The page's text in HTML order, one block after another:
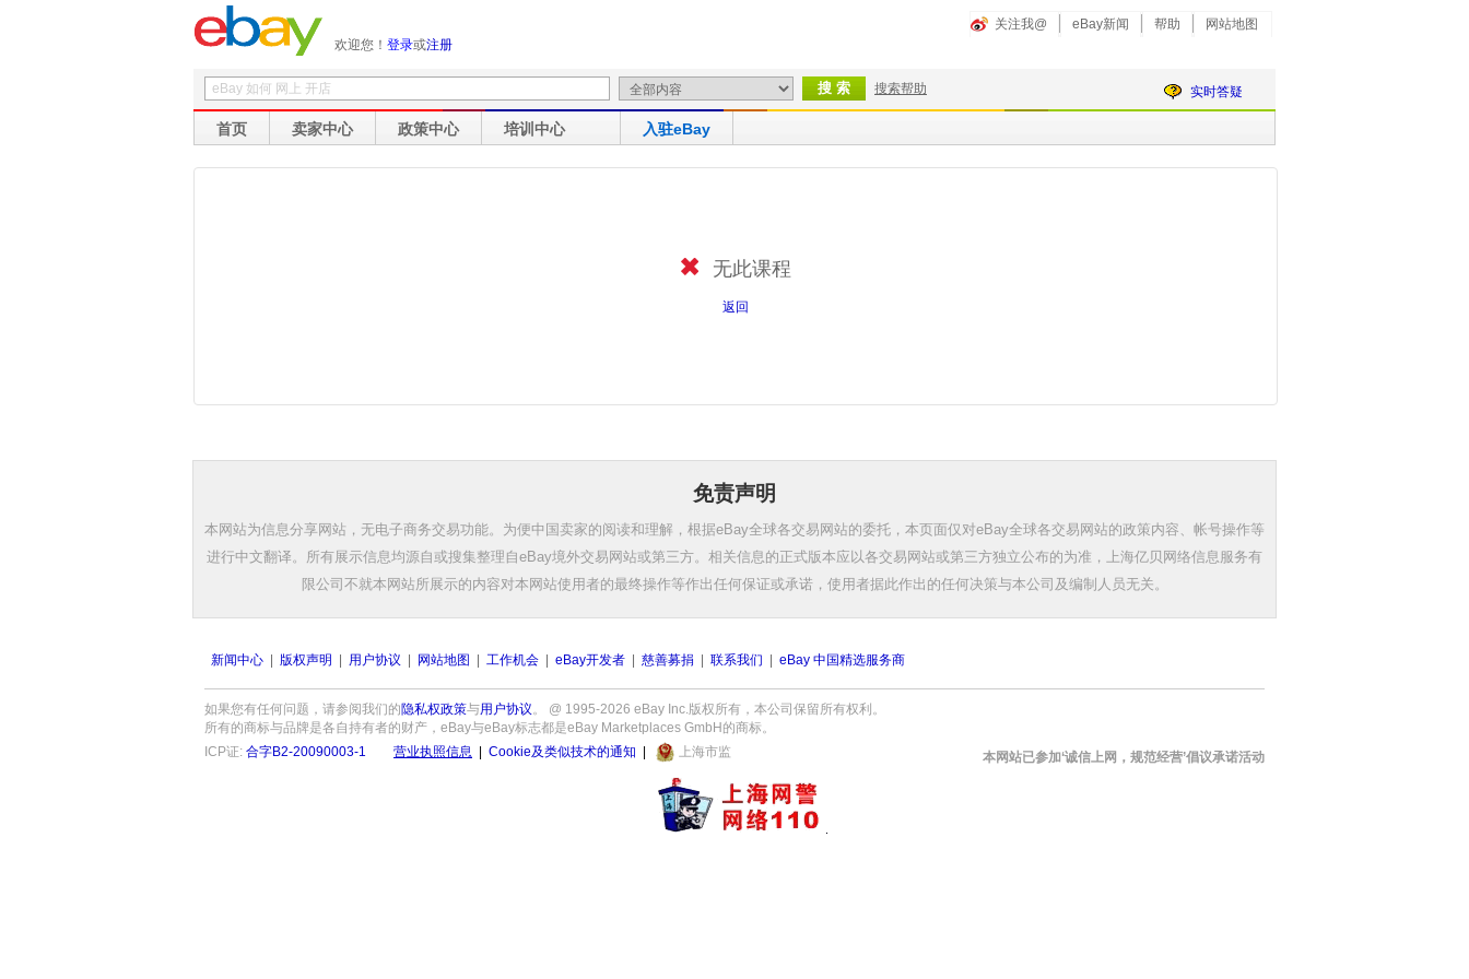
欢迎您！ 登录或注册
关注我@ eBay新闻 帮助 网站地图
搜索帮助 实时答疑
首页 卖家中心 政策中心 培训中心 入驻eBay
无此课程
返回
免责声明
本网站为信息分享网站，无电子商务交易功能。为便中国卖家的阅读和理解，根据eBay全球各交易网站的委托，本页面仅对eBay全球各交易网站的政策内容、帐号操作等
进行中文翻译。所有展示信息均源自或搜集整理自eBay境外交易网站或第三方。相关信息的正式版本应以各交易网站或第三方独立公布的为准，上海亿贝网络信息服务有
限公司不就本网站所展示的内容对本网站使用者的最终操作等作出任何保证或承诺，使用者据此作出的任何决策与本公司及编制人员无关。
新闻中心 版权声明 用户协议 网站地图 工作机会 eBay开发者 慈善募捐 联系我们 eBay 中国精选服务商
如果您有任何问题，请参阅我们的隐私权政策与用户协议。 @ 1995-2026 eBay Inc.版权所有，本公司保留所有权利。
所有的商标与品牌是各自持有者的财产，eBay与eBay标志都是eBay Marketplaces GmbH的商标。
ICP证: 合字B2-20090003-1 营业执照信息 Cookie及类似技术的通知 上海市监 本网站已参加‘诚信上网，规范经营’倡议承诺活动